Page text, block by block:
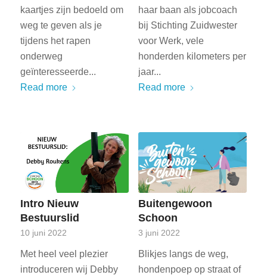
kaartjes zijn bedoeld om
weg te geven als je
tijdens het rapen
onderweg
geïnteresseerde...
Read more
haar baan als jobcoach
bij Stichting Zuidwester
voor Werk, vele
honderden kilometers per
jaar...
Read more
Intro Nieuw
Bestuurslid
10 juni 2022
Met heel veel plezier
introduceren wij Debby
Buitengewoon
Schoon
3 juni 2022
Blikjes langs de weg,
hondenpoep op straat of